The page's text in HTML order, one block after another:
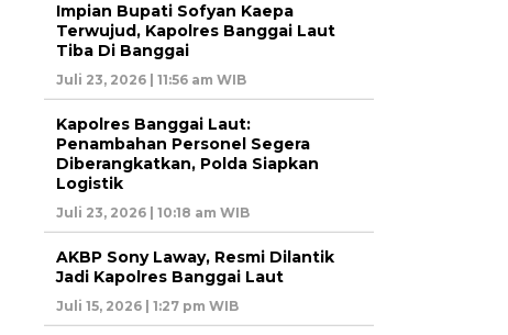
Impian Bupati Sofyan Kaepa
Terwujud, Kapolres Banggai Laut
Tiba Di Banggai
Juli 23, 2026 | 11:56 am WIB
Kapolres Banggai Laut:
Penambahan Personel Segera
Diberangkatkan, Polda Siapkan
Logistik
Juli 23, 2026 | 10:18 am WIB
AKBP Sony Laway, Resmi Dilantik
Jadi Kapolres Banggai Laut
Juli 15, 2026 | 1:27 pm WIB